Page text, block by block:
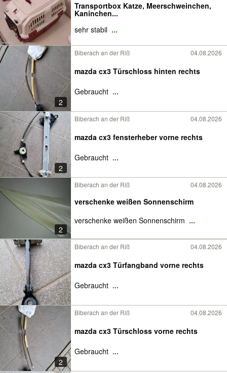
Transportbox Katze, Meerschweinchen,
Kaninchen...
sehr stabil ...
2
Biberach an der Riß 04.08.2026
mazda cx3 Türschloss hinten rechts
Gebraucht ...
2
Biberach an der Riß 04.08.2026
mazda cx3 fensterheber vorne rechts
Gebraucht ...
2
Biberach an der Riß 04.08.2026
verschenke weißen Sonnenschirm
verschenke weißen Sonnenschirm ...
Biberach an der Riß 04.08.2026
mazda cx3 Türfangband vorne rechts
Gebraucht ...
2
Biberach an der Riß 04.08.2026
mazda cx3 Türschloss vorne rechts
Gebraucht ...